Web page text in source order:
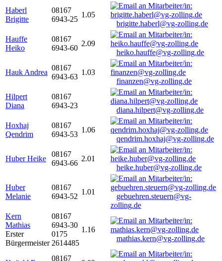
Haberl
Brigitte
08167
6943-25
1.05
brigitte.haberl@vg-zolling.de
Hauffe
Heiko
08167
6943-60
2.09
heiko.hauffe@vg-zolling.de
Hauk Andrea
08167
6943-63
1.03
finanzen@vg-zolling.de
Hilpert
Diana
08167
6943-23
diana.hilpert@vg-zolling.de
Hoxhaj
Qendrim
08167
6943-53
1.06
qendrim.hoxhaj@vg-zolling.de
Huber Heike
08167
6943-66
2.01
heike.huber@vg-zolling.de
Huber
Melanie
08167
6943-52
1.01
gebuehren.steuern@vg-
zolling.de
Kern
Mathias
Erster
Bürgermeister
08167
6943-30
0175
2614485
1.16
mathias.kern@vg-zolling.de
08167